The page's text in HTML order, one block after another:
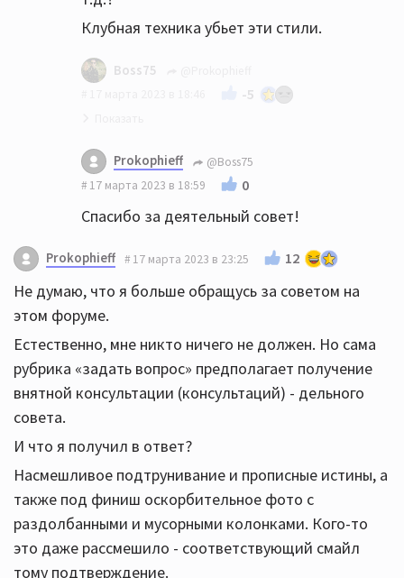
Клубная техника убьет эти стили.
Boss75
-5
Это да
Короче, не насилуйте свою аппаратуру
Купите пару сабов REL, MJ или SVS,
подключите их по высокому уровню к
усилителю
Prokophieff
@Boss75
17 марта 2023 в 18:59
0
Спасибо за деятельный совет!
Prokophieff 17 марта 2023 в 23:25 12
Не думаю, что я больше обращусь за советом на
этом форуме.
Естественно, мне никто ничего не должен. Но сама
рубрика «задать вопрос» предполагает получение
внятной консультации (консультаций) - дельного
совета.
И что я получил в ответ?
Насмешливое подтрунивание и прописные истины, а
также под финиш оскорбительное фото с
раздолбанными и мусорными колонками. Кого-то
это даже рассмешило - соответствующий смайл
тому подтверждение.